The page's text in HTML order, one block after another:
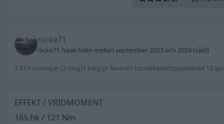
nicke71
nicke71 hade bilen mellan september 2023 och 2024 (såld)
2 517 visningar (2 idag)1 betyg1 favorit1 utmärkelseUppdaterad 10
EFFEKT / VRIDMOMENT
165 hk / 121 Nm